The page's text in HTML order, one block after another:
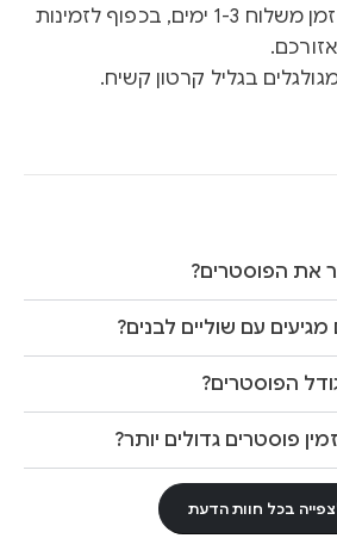
זמן ייצור 3-5 ימים + זמן משלוח 1-3 ימים, בכפוף לזמינות
בגליל קרטון קשיח.
את הפוסטרים?
עם שוליים לבנים?
הפוסטרים?
פוסטרים גדולים יותר?
בכל חוות הדעת